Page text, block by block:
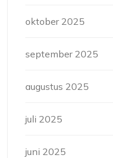
oktober 2025
september 2025
augustus 2025
juli 2025
juni 2025